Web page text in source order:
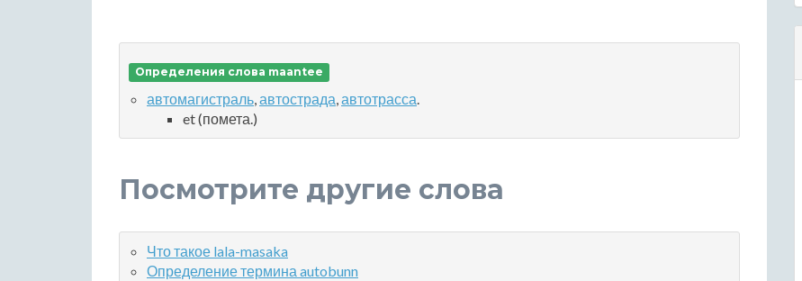
Определения слова maantee
автомагистраль,автострада,автотрасса.
et (помета.)
Посмотрите другие слова
Что такое lala-masaka
Определение термина autobunn